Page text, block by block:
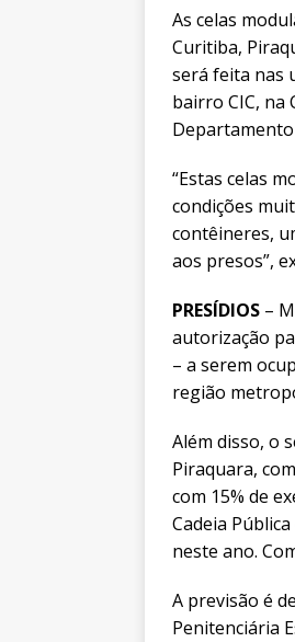
As celas
Curitiba,
será feita nas
bairro CIC, na
Departamento
“Estas celas
condições
contêineres,
aos presos”,
PRESÍDIOS –
autorização
– a serem
região
Além disso, o
Piraquara,
com 15% de
Cadeia
neste ano.
A previsão é
Penitenciária